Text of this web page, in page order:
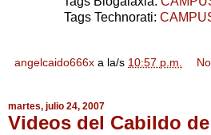
Tags Technorati:
angelcaido666x a la/s 10:57 p.m.
martes, julio 24, 2007
Videos del Cabildo